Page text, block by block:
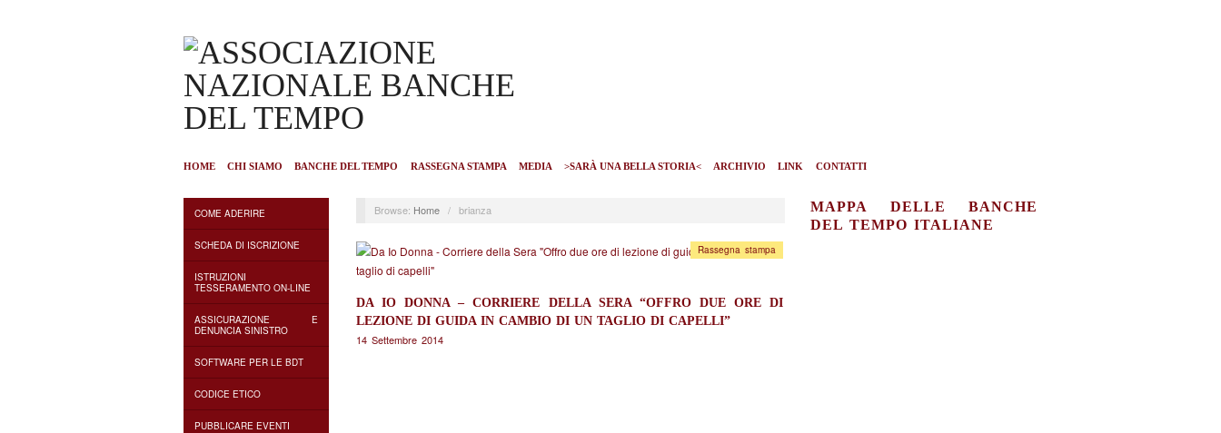
HOME CHI SIAMO BANCHE DEL TEMPO RASSEGNA STAMPA MEDIA >SARÀ UNA BELLA STORIA< ARCHIVIO LINK CONTATTI
COME ADERIRE
SCHEDA DI ISCRIZIONE
ISTRUZIONI
TESSERAMENTO ON-LINE
ASSICURAZIONE E
DENUNCIA SINISTRO
SOFTWARE PER LE BDT
CODICE ETICO
PUBBLICARE EVENTI
Browse: Home / brianza
DA IO DONNA – CORRIERE DELLA SERA “OFFRO DUE ORE DI
LEZIONE DI GUIDA IN CAMBIO DI UN TAGLIO DI CAPELLI”
14 Settembre 2014
Rassegna stampa
MAPPA DELLE BANCHE
DEL TEMPO ITALIANE